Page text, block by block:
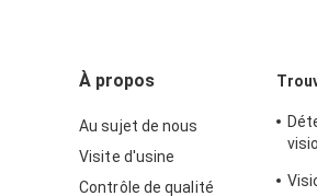
À propos
Au sujet de nous
Visite d'usine
Contrôle de qualité